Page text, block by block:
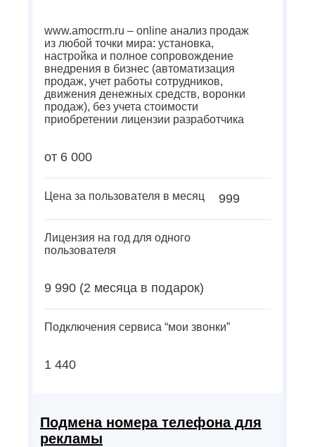
www.amocrm.ru – online анализ продаж
из любой точки мира: установка,
настройка и полное сопровождение
внедрения в бизнес (автоматизация
продаж, учет работы сотрудников,
движения денежных средств, воронки
продаж), без учета стоимости
приобретении лицензии разработчика
от 6 000
Цена за пользователя в месяц 999
Лицензия на год для одного
пользователя
9 990 (2 месяца в подарок)
Подключения сервиса “мои звонки”
1 440
Подмена номера телефона для
рекламы